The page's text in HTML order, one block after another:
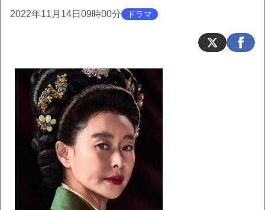
2022年11月14日09時00分 ドラマ